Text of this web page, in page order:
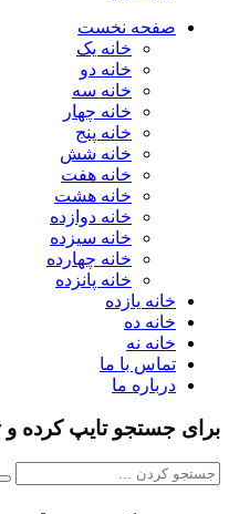
صفحه نخست
خانه یک
خانه دو
خانه سه
خانه چهار
خانه پنج
خانه شش
خانه هفت
خانه هشت
خانه دوازده
خانه سیزده
خانه چهارده
خانه پانزده
خانه یازده
خانه ده
خانه نه
تماس با ما
درباره ما
برای جستجو تایپ کرده و Enter را بزنید